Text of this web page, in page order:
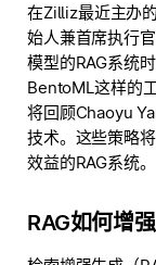
在Zilliz最近主办
始人兼首席执行
模型的RAG系统
BentoML这样的
将回顾Chaoyu
技术。这些策略
效益的RAG系统。
RAG如何增